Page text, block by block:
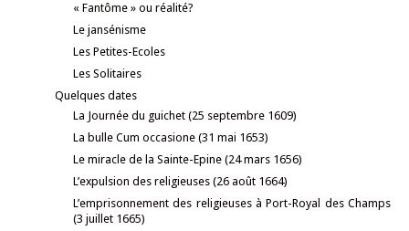
« Fantôme » ou réalité?
Le jansénisme
Les Petites-Ecoles
Les Solitaires
Quelques dates
La Journée du guichet (25 septembre 1609)
La bulle Cum occasione (31 mai 1653)
Le miracle de la Sainte-Epine (24 mars 1656)
L’expulsion des religieuses (26 août 1664)
L’emprisonnement des religieuses à Port-Royal des Champs
(3 juillet 1665)